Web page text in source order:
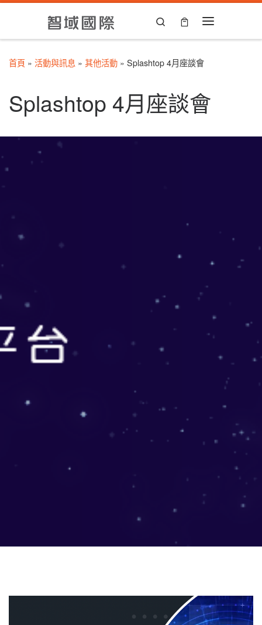
Skip to content
Search
首頁 » 活動與訊息 » 其他活動 » Splashtop 4月座談會
Splashtop 4月座談會